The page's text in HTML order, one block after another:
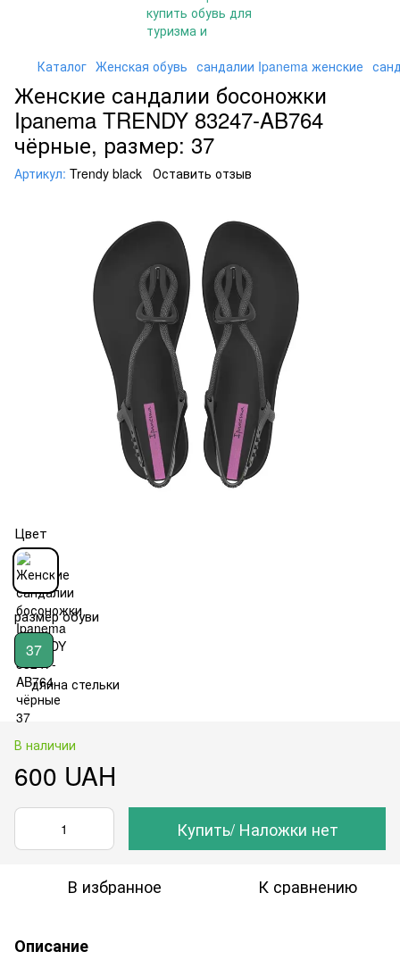
Каталог Женская обувь сандалии Ipanema женские
Женские сандалии босоножки
Ipanema TRENDY 83247-AB764
чёрные, размер: 37
Артикул: Trendy black Оставить отзыв
Цвет
размер обуви
37
длина стельки
В наличии
600 UAH
Купить/ Наложки нет
В избранное К сравнению
Описание